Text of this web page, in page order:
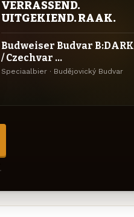
VERRASSEND.
UITGEKIEND. RAAK.
Budweiser Budvar B:DARK
/ Czechvar ...
Speciaalbier · Budějovický Budvar